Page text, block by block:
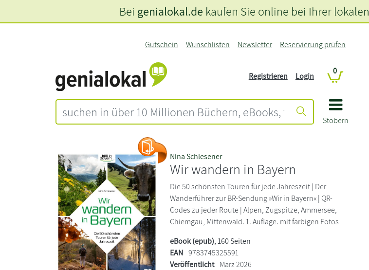
Stöbern
Gutschein Wunschlisten Newsletter Reservierung prüfen
Registrieren Login
0
Bei genialokal.de kaufen Sie online bei Ihrer lokalen
Nina Schlesener
Wir wandern in Bayern
Die 50 schönsten Touren für jede Jahreszeit | Der
Wanderführer zur BR-Sendung »Wir in Bayern« | QR-
Codes zu jeder Route | Alpen, Zugspitze, Ammersee,
Chiemgau, Mittenwald. 1. Auflage. mit farbigen Fotos
eBook (epub), 160 Seiten
EAN 9783745325591
Veröffentlicht März 2026